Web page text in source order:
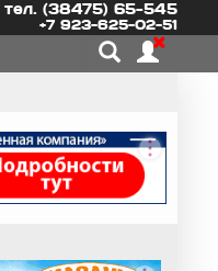
тел. (38475) 65-545
+7 923-625-02-51